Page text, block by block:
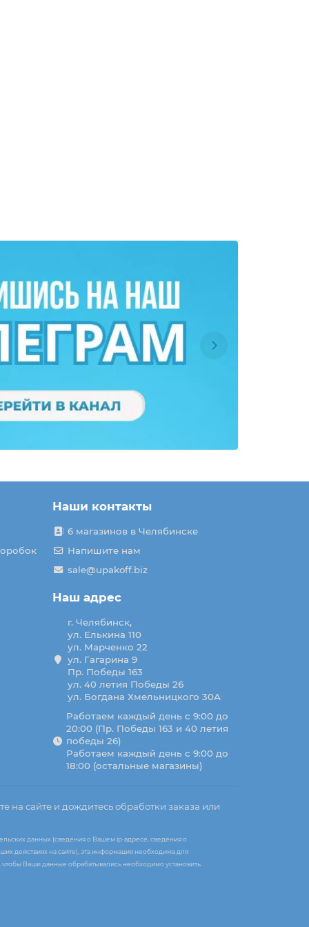
Наши контакты
6 магазинов в Челябинске
Напишите нам
sale@upakoff.biz
Наш адрес
г. Челябинск,
ул. Елькина 110
ул. Марченко 22
ул. Гагарина 9
Пр. Победы 163
ул. 40 летия Победы 26
ул. Богдана Хмельницкого 30А
Работаем каждый день с 9:00 до
20:00 (Пр. Победы 163 и 40 летия
победы 26)
Работаем каждый день с 9:00 до
18:00 (остальные магазины)
на сайте и дождитесь обработки заказа или
данных (сведения о Вашем ip-адресе, сведения о
действиях на сайте), эта информация необходима для
чтобы Ваши данные обрабатывались необходимо установить